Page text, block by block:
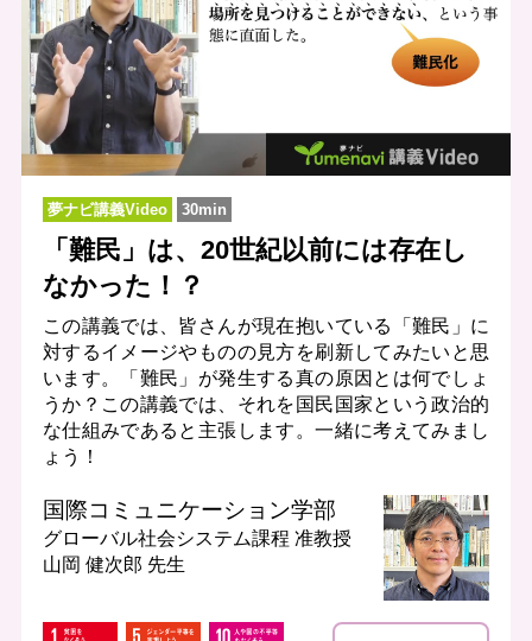
夢ナビ講義Video 30min
「難民」は、20世紀以前には存在し
なかった！？
この講義では、皆さんが現在抱いている「難民」に
対するイメージやものの見方を刷新してみたいと思
います。「難民」が発生する真の原因とは何でしょ
うか？この講義では、それを国民国家という政治的
な仕組みであると主張します。一緒に考えてみまし
ょう！
国際コミュニケーション学部
グローバル社会システム課程 准教授
山岡 健次郎 先生